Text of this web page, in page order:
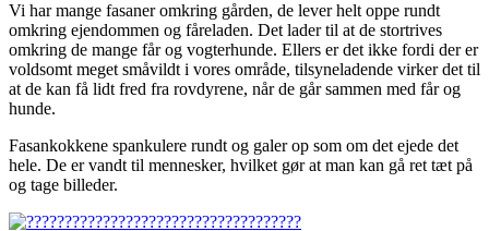
Vi har mange fasaner omkring gården, de lever helt oppe rundt
omkring ejendommen og fåreladen. Det lader til at de stortrives
omkring de mange får og vogterhunde. Ellers er det ikke fordi der er
voldsomt meget småvildt i vores område, tilsyneladende virker det til
at de kan få lidt fred fra rovdyrene, når de går sammen med får og
hunde.
Fasankokkene spankulere rundt og galer op som om det ejede det
hele. De er vandt til mennesker, hvilket gør at man kan gå ret tæt på
og tage billeder.